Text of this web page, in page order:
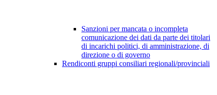
Sanzioni per mancata o incompleta
comunicazione dei dati da parte dei titolari
di incarichi politici, di amministrazione, di
direzione o di governo
Rendiconti gruppi consiliari regionali/provinciali